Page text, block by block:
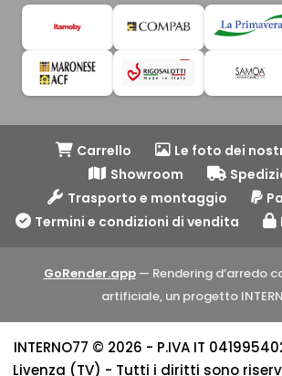
Carrello
Le foto dei
Showroom
Trasporto e montaggio
Termini e condizioni di vendita
GoRender.app— Rendering d’arredo
artificiale, un progetto
INTERNO77 © 2026 - P.IVA IT
Livenza (TV) - Tutti i diritti sono